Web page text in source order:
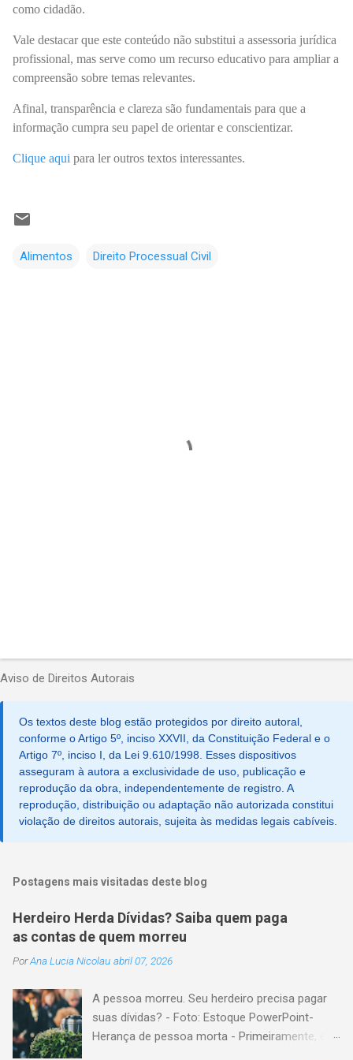
como cidadão.
Vale destacar que este conteúdo não substitui a assessoria jurídica
profissional, mas serve como um recurso educativo para ampliar a
compreensão sobre temas relevantes.
Afinal, transparência e clareza são fundamentais para que a
informação cumpra seu papel de orientar e conscientizar.
Clique aqui para ler outros textos interessantes.
Alimentos Direito Processual Civil
Aviso de Direitos Autorais
Os textos deste blog estão protegidos por direito autoral,
conforme o Artigo 5º, inciso XXVII, da Constituição Federal e o
Artigo 7º, inciso I, da Lei 9.610/1998. Esses dispositivos
asseguram à autora a exclusividade de uso, publicação e
reprodução da obra, independentemente de registro. A
reprodução, distribuição ou adaptação não autorizada constitui
violação de direitos autorais, sujeita às medidas legais cabíveis.
Postagens mais visitadas deste blog
Herdeiro Herda Dívidas? Saiba quem paga
as contas de quem morreu
PorAna Lucia Nicolau abril 07, 2026
A pessoa morreu. Seu herdeiro precisa pagar
suas dívidas? - Foto: Estoque PowerPoint-
Herança de pessoa morta - Primeiramente, é